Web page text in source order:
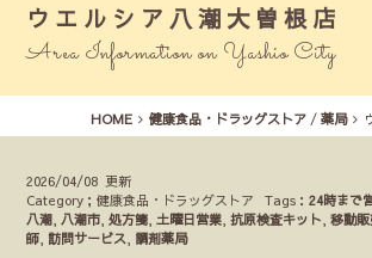
ウエルシア八潮大曽根店
Area Information on Yashio City
HOME 健康食品・ドラッグストア/ 薬局
2026/04/08 更新
Category；健康食品・ドラッグストアTags：24時まで
八潮 八潮市 ,処方箋 ,土曜日営業 ,抗原検査キット ,移動
師 ,訪問サービス 調剤薬局